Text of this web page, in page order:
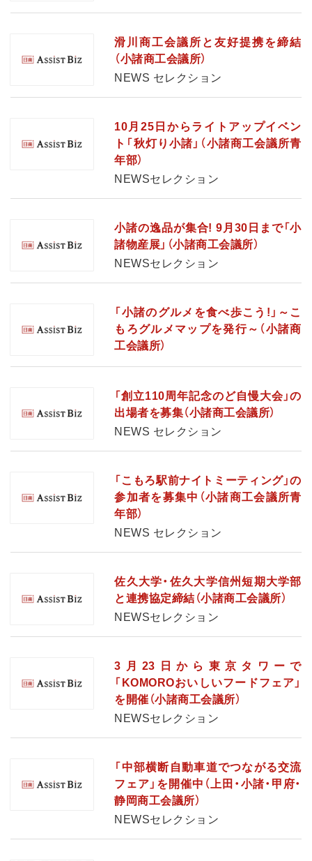
滑川商工会議所と友好提携を締結
（小諸商工会議所）
NEWS セレクション
10月25日からライトアップイベン
ト「秋灯り小諸」（小諸商工会議所青
年部）
NEWSセレクション
小諸の逸品が集合! 9月30日まで「小
諸物産展」（小諸商工会議所）
NEWSセレクション
「小諸のグルメを食べ歩こう!」～こ
もろグルメマップを発行～（小諸商
工会議所）
「創立110周年記念のど自慢大会」の
出場者を募集（小諸商工会議所）
NEWS セレクション
「こもろ駅前ナイトミーティング」の
参加者を募集中（小諸商工会議所青
年部）
NEWS セレクション
佐久大学・佐久大学信州短期大学部
と連携協定締結（小諸商工会議所）
NEWSセレクション
3月23日から東京タワーで
「KOMOROおいしいフードフェア」
を開催（小諸商工会議所）
NEWSセレクション
「中部横断自動車道でつながる交流
フェア」を開催中（上田・小諸・甲府・
静岡商工会議所）
NEWSセレクション